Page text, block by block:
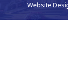
Website